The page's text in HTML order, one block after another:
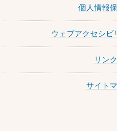
個人情報
ウェブアクセシビ
リン
サイト